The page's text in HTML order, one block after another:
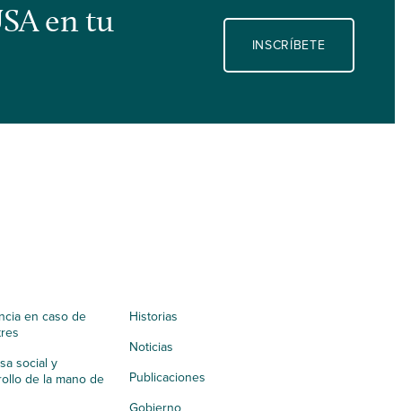
en tu
INSCRÍBETE
en caso de
social y
de la mano de
Historias
Noticias
Publicaciones
Gobierno